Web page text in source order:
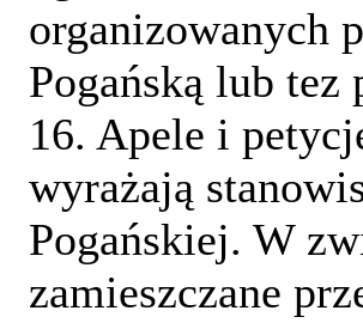
organizowanych
Pogańską lub tez
16. Apele i
wyrażają
Pogańskiej. W
zamieszczane